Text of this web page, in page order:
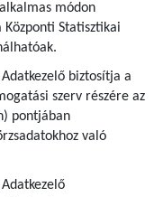
módon
Statisztikai
biztosítja a
szerv részére az
pontjában
való